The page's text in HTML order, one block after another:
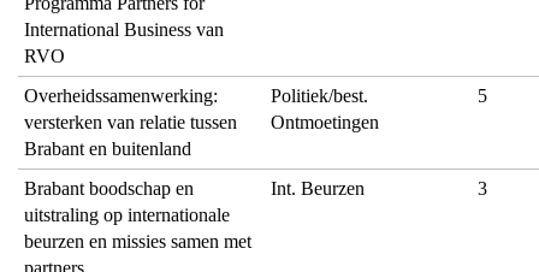
International Business van
RVO
Overheidssamenwerking:
versterken van relatie tussen
Brabant en buitenland
Politiek/best.
Ontmoetingen
5
Brabant boodschap en
uitstraling op internationale
beurzen en missies samen met
Int. Beurzen 3